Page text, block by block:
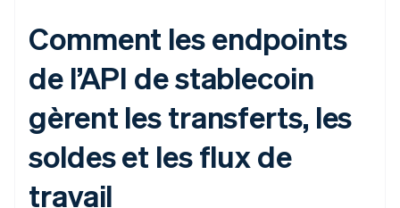
Comment les endpoints
de l’API de stablecoin
gèrent les transferts, les
soldes et les flux de
travail